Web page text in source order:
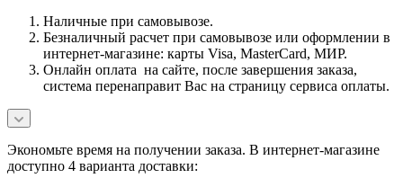
Наличные при самовывозе.
Безналичный расчет при самовывозе или оформлении в
интернет-магазине: карты Visa, MasterCard, МИР.
Онлайн оплата на сайте, после завершения заказа,
система перенаправит Вас на страницу сервиса оплаты.
Экономьте время на получении заказа. В интернет-магазине
доступно 4 варианта доставки: